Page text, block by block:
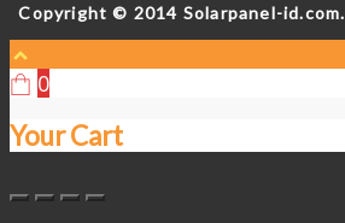
Copyright © 2014 Solarpanel-
0
Your Cart